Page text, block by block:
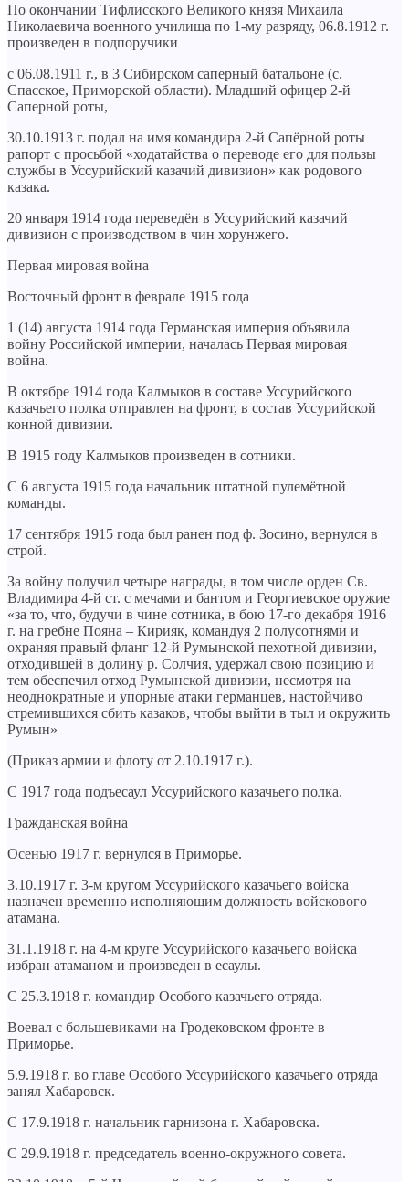
По окончании Тифлисского Великого князя Михаила
Николаевича военного училища по 1-му разряду, 06.8.1912 г.
произведен в подпоручики
с 06.08.1911 г., в 3 Сибирском саперный батальоне (с.
Спасское, Приморской области). Младший офицер 2-й
Саперной роты,
30.10.1913 г. подал на имя командира 2-й Сапёрной роты
рапорт с просьбой «ходатайства о переводе его для пользы
службы в Уссурийский казачий дивизион» как родового
казака.
20 января 1914 года переведён в Уссурийский казачий
дивизион с производством в чин хорунжего.
Первая мировая война
Восточный фронт в феврале 1915 года
1 (14) августа 1914 года Германская империя объявила
войну Российской империи, началась Первая мировая
война.
В октябре 1914 года Калмыков в составе Уссурийского
казачьего полка отправлен на фронт, в состав Уссурийской
конной дивизии.
В 1915 году Калмыков произведен в сотники.
С 6 августа 1915 года начальник штатной пулемётной
команды.
17 сентября 1915 года был ранен под ф. Зосино, вернулся в
строй.
За войну получил четыре награды, в том числе орден Св.
Владимира 4-й ст. с мечами и бантом и Георгиевское оружие
«за то, что, будучи в чине сотника, в бою 17-го декабря 1916
г. на гребне Пояна – Кирияк, командуя 2 полусотнями и
охраняя правый фланг 12-й Румынской пехотной дивизии,
отходившей в долину р. Солчия, удержал свою позицию и
тем обеспечил отход Румынской дивизии, несмотря на
неоднократные и упорные атаки германцев, настойчиво
стремившихся сбить казаков, чтобы выйти в тыл и окружить
Румын»
(Приказ армии и флоту от 2.10.1917 г.).
С 1917 года подъесаул Уссурийского казачьего полка.
Гражданская война
Осенью 1917 г. вернулся в Приморье.
3.10.1917 г. 3-м кругом Уссурийского казачьего войска
назначен временно исполняющим должность войскового
атамана.
31.1.1918 г. на 4-м круге Уссурийского казачьего войска
избран атаманом и произведен в есаулы.
С 25.3.1918 г. командир Особого казачьего отряда.
Воевал с большевиками на Гродековском фронте в
Приморье.
5.9.1918 г. во главе Особого Уссурийского казачьего отряда
занял Хабаровск.
С 17.9.1918 г. начальник гарнизона г. Хабаровска.
С 29.9.1918 г. председатель военно-окружного совета.